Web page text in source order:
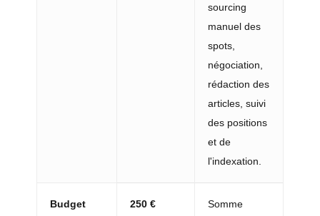
sourcing
manuel des
spots,
négociation,
rédaction des
articles, suivi
des positions
et de
l'indexation.
Budget
250 €
Somme